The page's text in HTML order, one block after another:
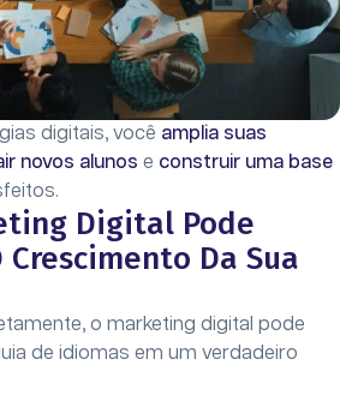
digitais, você amplia suas
novos alunos e construir uma base
Digital Pode
Da Sua
o marketing digital pode
de idiomas em um verdadeiro